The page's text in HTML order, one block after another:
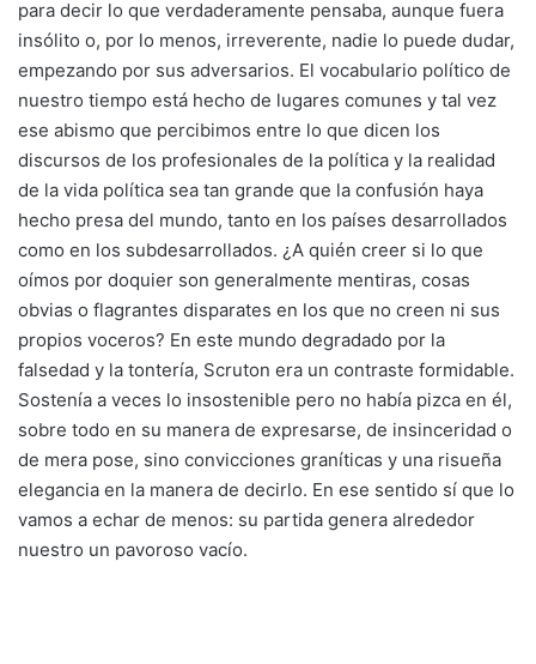
para decir lo que verdaderamente pensaba, aunque fuera
insólito o, por lo menos, irreverente, nadie lo puede dudar,
empezando por sus adversarios. El vocabulario político de
nuestro tiempo está hecho de lugares comunes y tal vez
ese abismo que percibimos entre lo que dicen los
discursos de los profesionales de la política y la realidad
de la vida política sea tan grande que la confusión haya
hecho presa del mundo, tanto en los países desarrollados
como en los subdesarrollados. ¿A quién creer si lo que
oímos por doquier son generalmente mentiras, cosas
obvias o flagrantes disparates en los que no creen ni sus
propios voceros? En este mundo degradado por la
falsedad y la tontería, Scruton era un contraste formidable.
Sostenía a veces lo insostenible pero no había pizca en él,
sobre todo en su manera de expresarse, de insinceridad o
de mera pose, sino convicciones graníticas y una risueña
elegancia en la manera de decirlo. En ese sentido sí que lo
vamos a echar de menos: su partida genera alrededor
nuestro un pavoroso vacío.